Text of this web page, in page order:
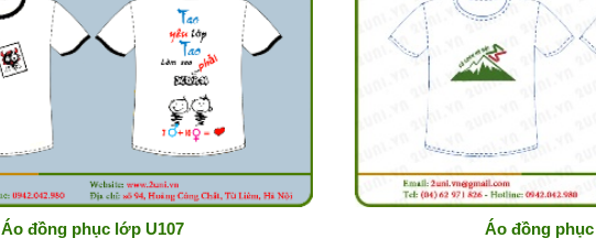
Áo đồng phục lớp U107 Áo đồng